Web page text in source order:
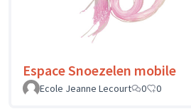
Espace Snoezelen mobile
Ecole Jeanne Lecourt
0 0